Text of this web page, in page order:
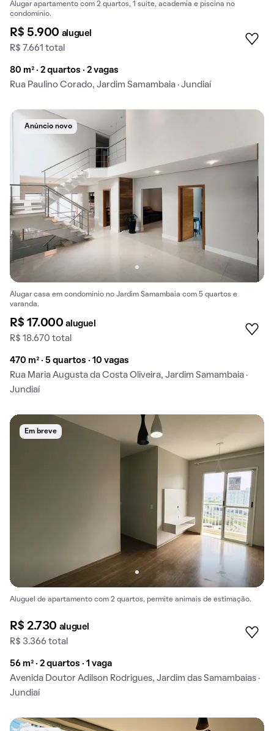
Alugar apartamento com 2 quartos, 1 suíte, academia e piscina no
condomínio.
R$ 5.900 aluguel
R$ 7.661 total
80 m² · 2 quartos · 2 vagas
Rua Paulino Corado, Jardim Samambaia · Jundiaí
Anúncio novo
Alugar casa em condomínio no Jardim Samambaia com 5 quartos e
varanda.
R$ 17.000aluguel
R$ 18.670 total
470 m² · 5 quartos · 10 vagas
Rua Maria Augusta da Costa Oliveira, Jardim Samambaia ·
Jundiaí
Em breve
Aluguel de apartamento com 2 quartos, permite animais de estimação.
R$ 2.730 aluguel
R$ 3.366 total
56 m² · 2 quartos · 1 vaga
Avenida Doutor Adilson Rodrigues, Jardim das Samambaias ·
Jundiaí